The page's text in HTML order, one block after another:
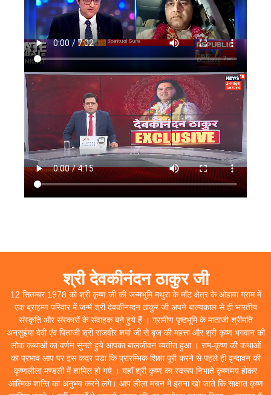
श्री देवकीनंदन ठाकुर जी
12 सितम्बर 1978 को श्री कृष्ण जी की जन्मभूमि मथुरा के माॅंट क्षेत्र के ओहावा ग्राम में
एक ब्राहम्ण परिवार में जन्में श्री देवकीनन्दन ठाकुर जी अपने बाल्यकाल से ही भारतीय
संस्कृति और संस्कारों के संवाहक बने हुये हैं । ग्रामीण पृष्ठभूमि के माताजी श्रीमति
अनसुईया देवी एंव पिताजी श्री राजवीर शर्मा जी से बृज की महत्ता और श्री कृष्ण भगवान की
लोक कथाओं का वर्णन सुनते हुये आपका बालजीवन व्यतीत हुआ । राम-कृष्ण की कथाओं
का प्रभाव आप पर इस कदर पड़ा कि प्रारम्भिक शिक्षा पूरी करने से पहले ही वृन्दावन की
कृष्णलीला मण्डली में शामिल हो गये । यहाॅं श्री कृष्ण का स्वरूप निभाते कृष्णमय होकर
आत्मिक शान्ति का अनुभव करने लगे। आप लीला मंचन में इतना खो जाते कि साक्षात कृष्ण